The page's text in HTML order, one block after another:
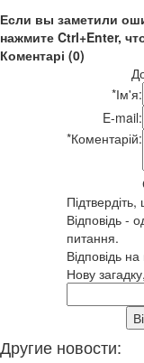
Если вы заметили
нажмите Ctrl+Enter,
Коментарі (0)
*Ім'я:
E-mail:
*Коментарій:
Відповідь -
питання.
Відповідь
Нову
Другие новости: